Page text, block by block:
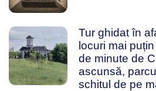
Tur ghidat în
locuri mai
de minute de
ascunsă,
schitul de pe